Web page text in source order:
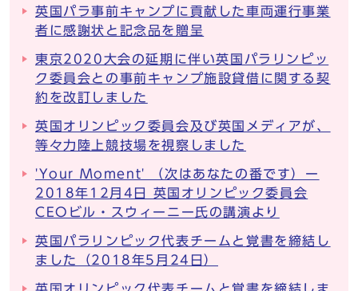
英国パラ事前キャンプに貢献した車両運行事業
者に感謝状と記念品を贈呈
東京2020大会の延期に伴い英国パラリンピッ
ク委員会との事前キャンプ施設貸借に関する契
約を改訂しました
英国オリンピック委員会及び英国メディアが、
等々力陸上競技場を視察しました
'Your Moment' （次はあなたの番です）ー
2018年12月4日 英国オリンピック委員会
CEOビル・スウィーニー氏の講演より
英国パラリンピック代表チームと覚書を締結し
ました（2018年5月24日）